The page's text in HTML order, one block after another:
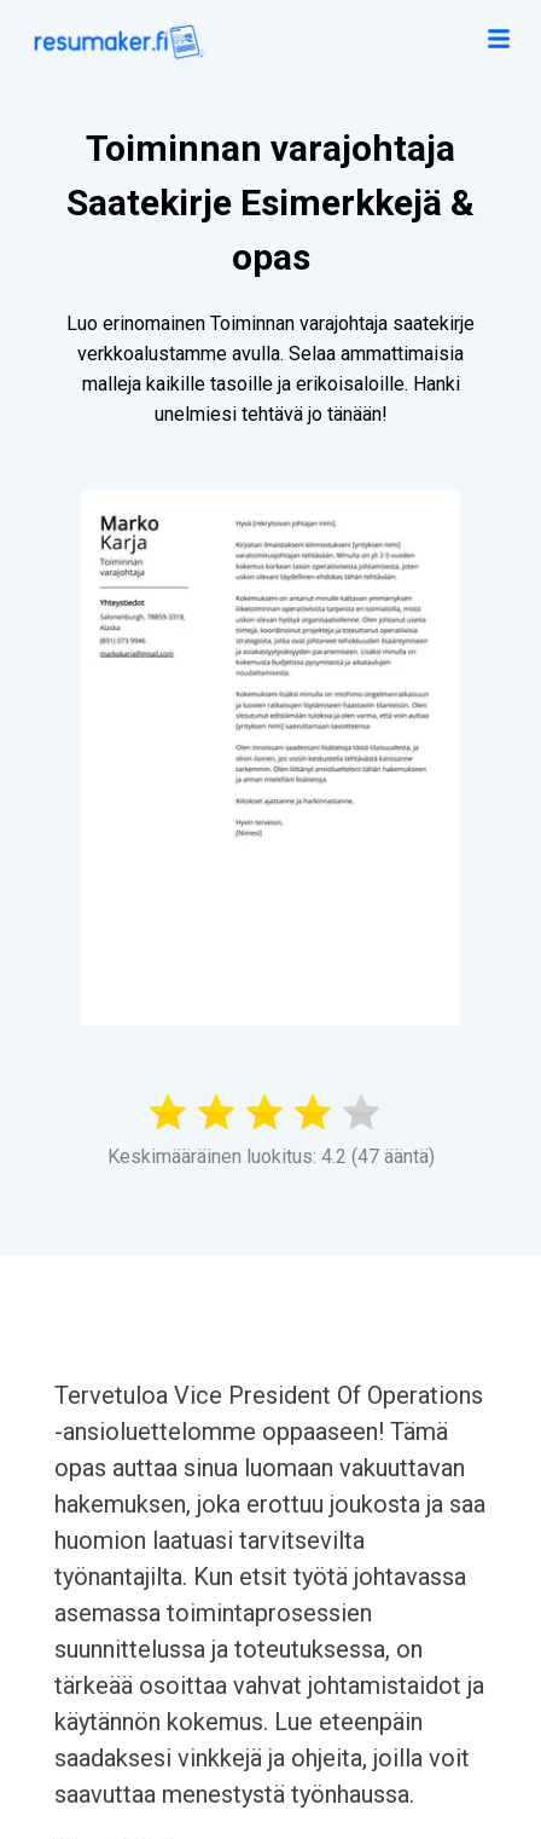
Toiminnan varajohtaja
Saatekirje Esimerkkejä &
opas
Luo erinomainen Toiminnan varajohtaja saatekirje
verkkoalustamme avulla. Selaa ammattimaisia
malleja kaikille tasoille ja erikoisaloille. Hanki
unelmiesi tehtävä jo tänään!
Keskimääräinen luokitus: 4.2 (47 ääntä)
Tervetuloa Vice President Of Operations
-ansioluettelomme oppaaseen! Tämä
opas auttaa sinua luomaan vakuuttavan
hakemuksen, joka erottuu joukosta ja saa
huomion laatuasi tarvitsevilta
työnantajilta. Kun etsit työtä johtavassa
asemassa toimintaprosessien
suunnittelussa ja toteutuksessa, on
tärkeää osoittaa vahvat johtamistaidot ja
käytännön kokemus. Lue eteenpäin
saadaksesi vinkkejä ja ohjeita, joilla voit
saavuttaa menestystä työnhaussa.